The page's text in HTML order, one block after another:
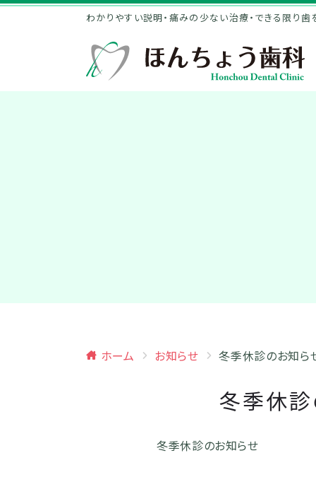
わかりやすい説明・痛みの少ない治療・できる限り歯
ホーム お知らせ 冬季休診のお知ら
冬季休診
冬季休診のお知らせ